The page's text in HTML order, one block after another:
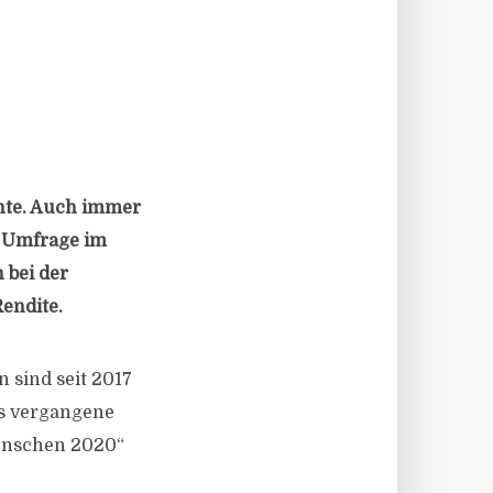
Auch immer
im
bei der
sind seit 2017
vergangene
2020“